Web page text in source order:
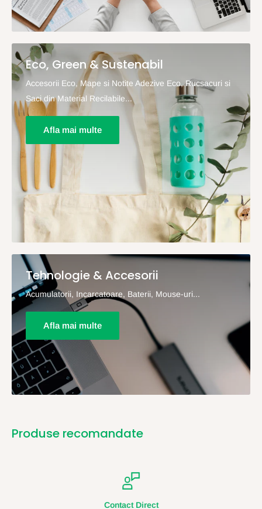
Eco, Green & Sustenabil
Accesorii Eco, Mape si Notite Adezive Eco, Rucsacuri si
Saci din Material Recilabile...
Afla mai multe
Tehnologie & Accesorii
Acumulatorii, Incarcatoare, Baterii, Mouse-uri...
Afla mai multe
Produse recomandate
Contact Direct